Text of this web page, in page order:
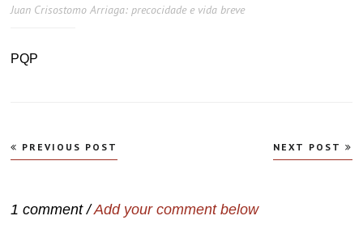
Juan Crisostomo Arriaga: precocidade e vida breve
PQP
Navegação
de
PREVIOUS POST NEXT POST
1 comment /Add your comment below